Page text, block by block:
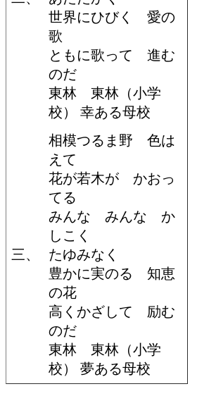
世界にひびく 愛の
歌
ともに歌って 進む
のだ
東林 東林（小学
校） 幸ある母校
三、
相模つるま野 色は
えて
花が若木が かおっ
てる
みんな みんな か
しこく
たゆみなく
豊かに実のる 知恵
の花
高くかざして 励む
のだ
東林 東林（小学
校） 夢ある母校